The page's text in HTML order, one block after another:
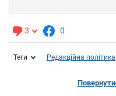
3 0
Теги Редакційна політика